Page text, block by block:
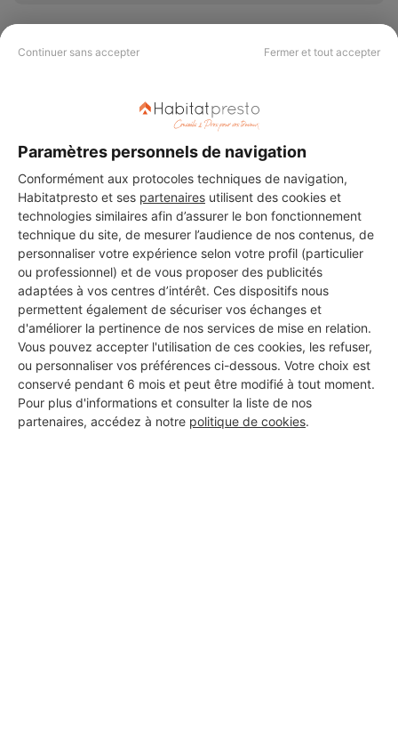
Continuer sans accepter Fermer et tout accepter
Paramètres personnels de navigation
Conformément aux protocoles techniques de navigation,
Habitatpresto et ses partenaires utilisent des cookies et
technologies similaires afin d’assurer le bon fonctionnement
technique du site, de mesurer l’audience de nos contenus, de
personnaliser votre expérience selon votre profil (particulier
ou professionnel) et de vous proposer des publicités
adaptées à vos centres d’intérêt. Ces dispositifs nous
permettent également de sécuriser vos échanges et
d'améliorer la pertinence de nos services de mise en relation.
Vous pouvez accepter l'utilisation de ces cookies, les refuser,
ou personnaliser vos préférences ci-dessous. Votre choix est
conservé pendant 6 mois et peut être modifié à tout moment.
Pour plus d'informations et consulter la liste de nos
partenaires, accédez à notre politique de cookies.
PAS LE TEMPS DE
CHERCHER ?
Vous souhaitez réaliser des travaux et ne savez quel professionnel
choisir ? Demandez des devis travauxauprès de notre réseau de 5 000
professionnels partout en France.
DEMANDER UN DEVIS